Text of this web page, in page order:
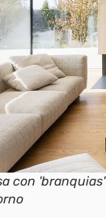
con